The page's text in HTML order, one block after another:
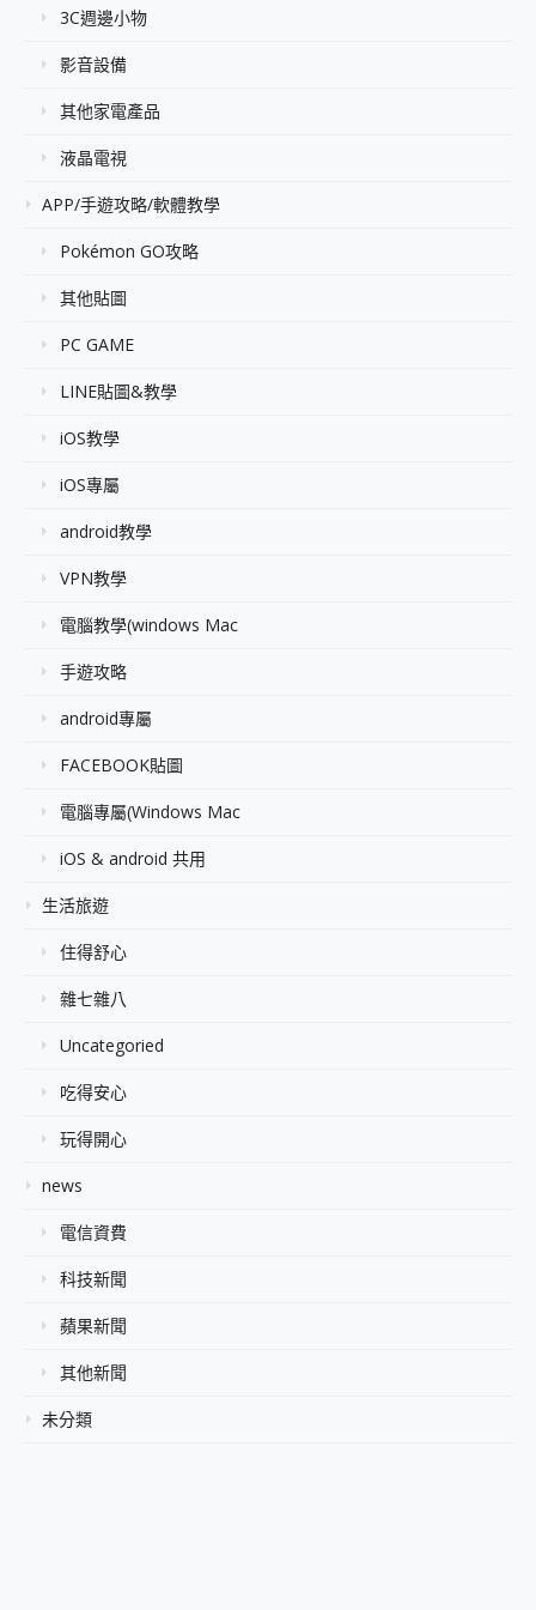
3C週邊小物
影音設備
其他家電產品
液晶電視
APP/手遊攻略/軟體教學
Pokémon GO攻略
其他貼圖
PC GAME
LINE貼圖&教學
iOS教學
iOS專屬
android教學
VPN教學
電腦教學(windows Mac
手遊攻略
android專屬
FACEBOOK貼圖
電腦專屬(Windows Mac
iOS & android 共用
生活旅遊
住得舒心
雜七雜八
Uncategoried
吃得安心
玩得開心
news
電信資費
科技新聞
蘋果新聞
其他新聞
未分類